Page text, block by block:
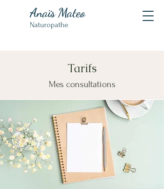
AnaïsMateo
Naturopathe
Tarifs
Mes consultations